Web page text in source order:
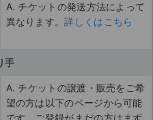
A. チケットの発送方法によって
異なります。詳しくはこちら
手
A. チケットの譲渡・販売をご希
望の方は以下のページから可能